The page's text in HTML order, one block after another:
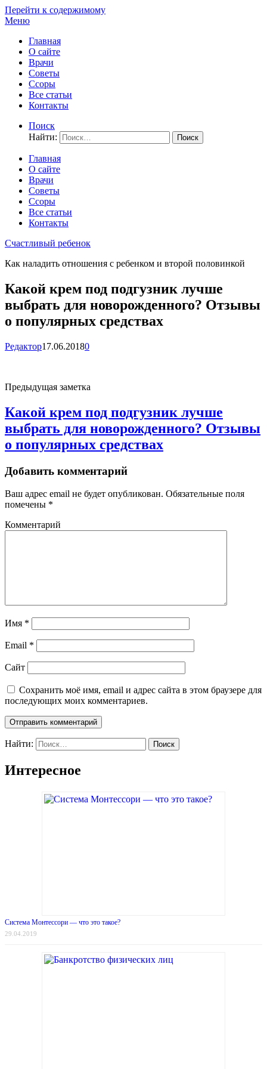
Перейти к содержимому
Меню
Главная
О сайте
Врачи
Советы
Ссоры
Все статьи
Контакты
Поиск
Найти:
Главная
О сайте
Врачи
Советы
Ссоры
Все статьи
Контакты
Счастливый ребенок
Как наладить отношения с ребенком и второй половинкой
Какой крем под подгузник лучше
выбрать для новорожденного? Отзывы
о популярных средствах
Редактор17.06.20180
Предыдущая заметка
Какой крем под подгузник лучше
выбрать для новорожденного? Отзывы
о популярных средствах
Добавить комментарий
Ваш адрес email не будет опубликован. Обязательные поля
помечены *
Комментарий
Имя *
Email *
Сайт
Сохранить моё имя, email и адрес сайта в этом браузере для
последующих моих комментариев.
Найти:
Интересное
Система Монтессори — что это такое?
29.04.2019